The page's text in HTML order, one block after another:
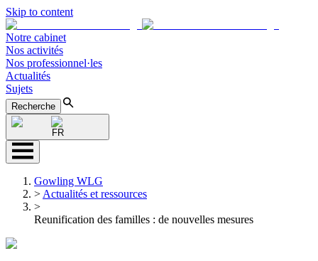
Skip to content
Notre cabinet
Nos activités
Nos professionnel·les
Actualités
Sujets
Recherche
FR
Gowling WLG
> Actualités et ressources
>
Reunification des familles : de nouvelles mesures